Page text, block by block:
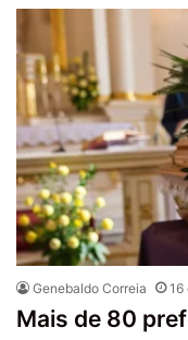
Genebaldo Correia 16
Mais de 80